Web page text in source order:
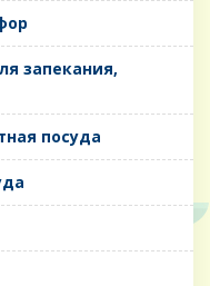
запекания,
посуда